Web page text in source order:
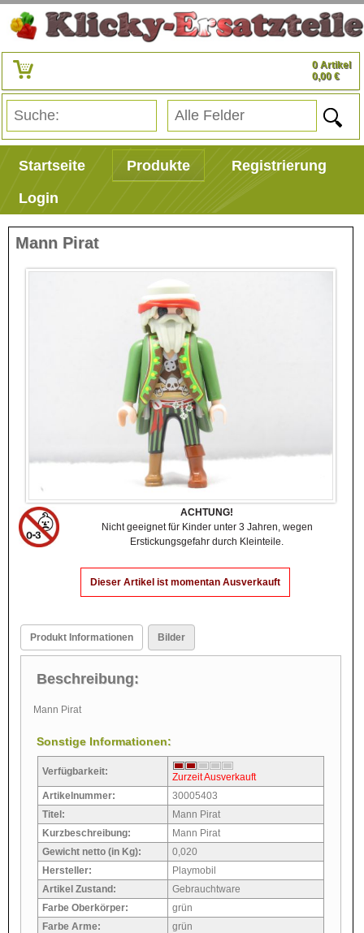
0 Artikel
0,00 €
Startseite Produkte
Registrierung
Login
Mann Pirat
ACHTUNG!
Nicht geeignet für Kinder unter 3 Jahren, wegen
Erstickungsgefahr durch Kleinteile.
Dieser Artikel ist momentan Ausverkauft
Produkt Informationen Bilder
Beschreibung:
Mann Pirat
Sonstige Informationen:
Verfügbarkeit:
Zurzeit Ausverkauft
Artikelnummer:
30005403
Titel:
Mann Pirat
Kurzbeschreibung:
Mann Pirat
Gewicht netto (in Kg):
0,020
Hersteller:
Playmobil
Artikel Zustand:
Gebrauchtware
Farbe Oberkörper:
grün
Farbe Arme:
grün